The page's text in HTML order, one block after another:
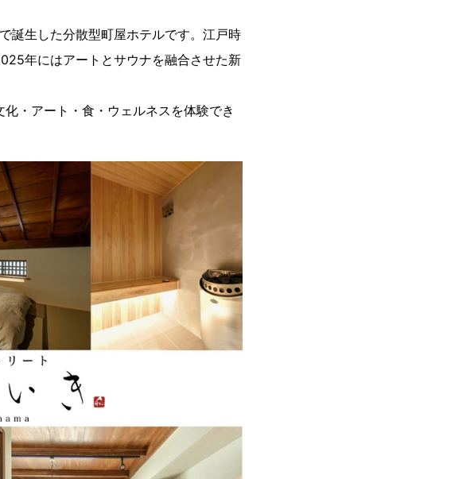
誕生した分散型町屋ホテルです。江戸時
年にはアートとサウナを融合させた新
・アート・食・ウェルネスを体験でき